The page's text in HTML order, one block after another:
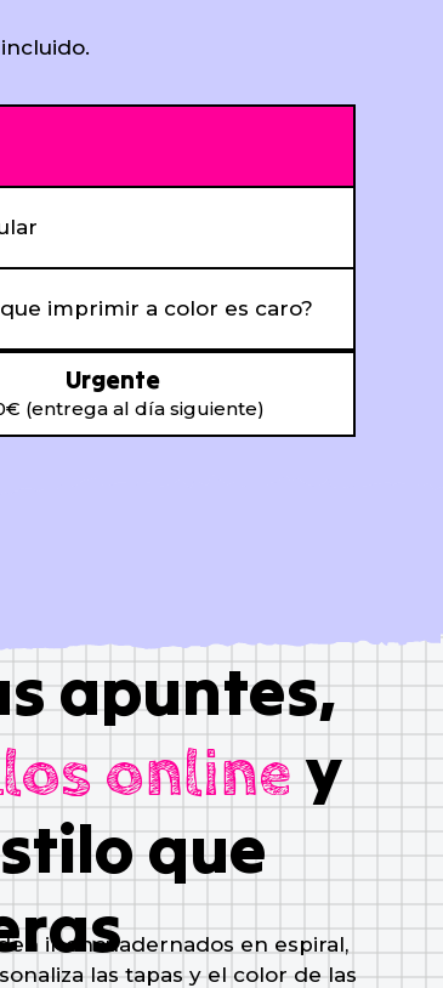
imprimir a color es caro?
Urgente
(entrega al día siguiente)
apuntes,
online y
que
ir encuadernados en espiral,
las tapas y el color de las